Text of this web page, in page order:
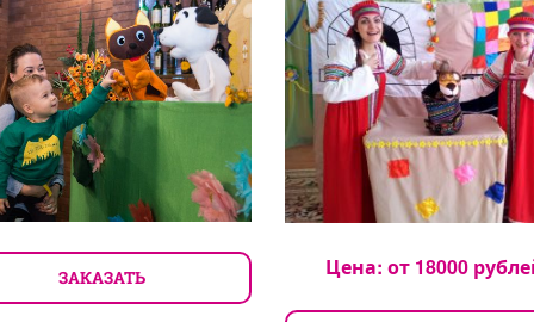
ЗАКАЗАТЬ Цена: от 18000